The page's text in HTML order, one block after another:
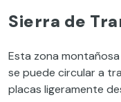
Sierra de
Esta zona
se puede circular a
placas ligeramente